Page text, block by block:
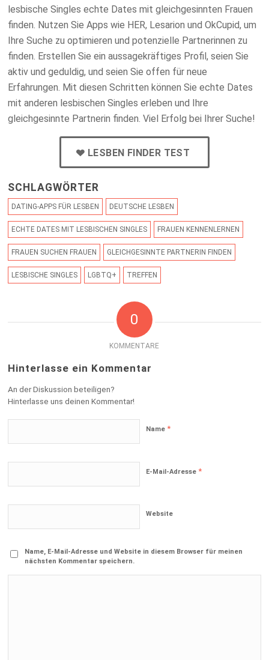
lesbische Singles echte Dates mit gleichgesinnten Frauen
finden. Nutzen Sie Apps wie HER, Lesarion und OkCupid, um
Ihre Suche zu optimieren und potenzielle Partnerinnen zu
finden. Erstellen Sie ein aussagekräftiges Profil, seien Sie
aktiv und geduldig, und seien Sie offen für neue
Erfahrungen. Mit diesen Schritten können Sie echte Dates
mit anderen lesbischen Singles erleben und Ihre
gleichgesinnte Partnerin finden. Viel Erfolg bei Ihrer Suche!
LESBEN FINDER TEST
SCHLAGWÖRTER
DATING-APPS FÜR LESBEN DEUTSCHE LESBEN
ECHTE DATES MIT LESBISCHEN SINGLES FRAUEN KENNENLERNEN
FRAUEN SUCHEN FRAUEN GLEICHGESINNTE PARTNERIN FINDEN
LESBISCHE SINGLES LGBTQ+ TREFFEN
0
KOMMENTARE
Hinterlasse ein Kommentar
An der Diskussion beteiligen?
Hinterlasse uns deinen Kommentar!
Name*
E-Mail-Adresse*
Website
Name, E-Mail-Adresse und Website in diesem Browser für meinen
nächsten Kommentar speichern.